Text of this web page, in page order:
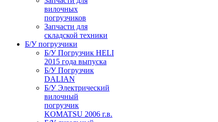
вилочных
погрузчиков
Запчасти для
складской техники
Б/У погрузчики
Б/У Погрузчик HELI
2015 года выпуска
Б/У Погрузчик
DALIAN
Б/У Электрический
вилочный
погрузчик
KOMATSU 2006 г.в.